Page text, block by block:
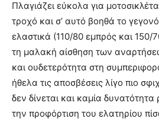
Πλαγιάζει εύκολα για
τροχό και σ’ αυτό βοηθά το
ελαστικά (110/80 εμπρός και 150/
τη μαλακή αίσθηση των
και ουδετερότητα στη
ήθελα τις αποσβέσεις λίγο πιο
δεν δίνεται και καμία
την προφόρτιση του ελατηρίου